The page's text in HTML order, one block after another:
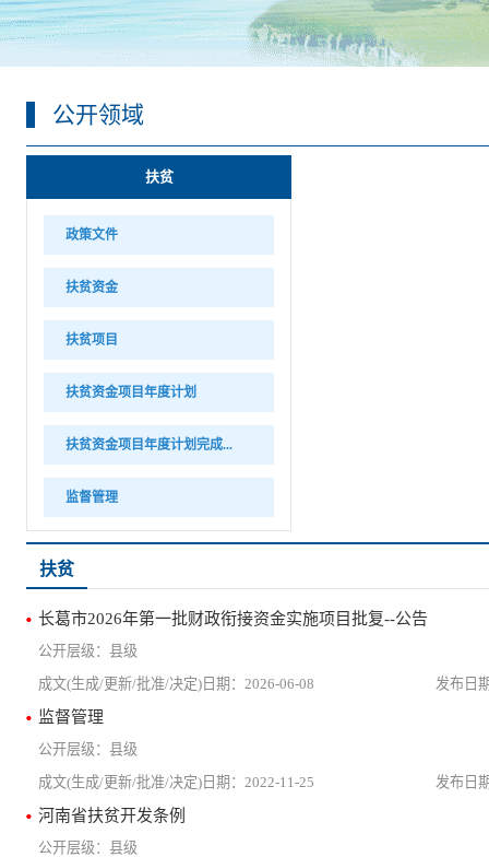
公开领域
扶贫
政策文件
扶贫资金
扶贫项目
扶贫资金项目年度计划
扶贫资金项目年度计划完成...
监督管理
扶贫
长葛市2026年第一批财政衔接资金实施项目批复--公告
县级
2026-06-08
监督管理
县级
2022-11-25
河南省扶贫开发条例
县级